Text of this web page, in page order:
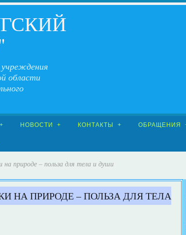
области
НОВОСТИ КОНТАКТЫ ОБРАЩЕНИЯ
на природе – польза для тела и души
НА ПРИРОДЕ – ПОЛЬЗА ДЛЯ ТЕЛА